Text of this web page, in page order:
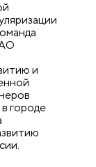
и
городе